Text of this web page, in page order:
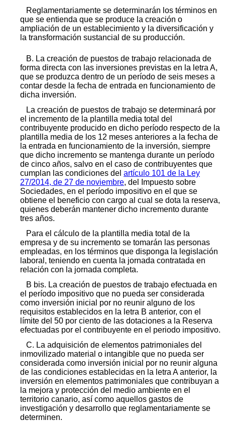
Reglamentariamente se determinarán los términos en
que se entienda que se produce la creación o
ampliación de un establecimiento y la diversificación y
la transformación sustancial de su producción.
B. La creación de puestos de trabajo relacionada de
forma directa con las inversiones previstas en la letra A,
que se produzca dentro de un período de seis meses a
contar desde la fecha de entrada en funcionamiento de
dicha inversión.
La creación de puestos de trabajo se determinará por
el incremento de la plantilla media total del
contribuyente producido en dicho período respecto de la
plantilla media de los 12 meses anteriores a la fecha de
la entrada en funcionamiento de la inversión, siempre
que dicho incremento se mantenga durante un período
de cinco años, salvo en el caso de contribuyentes que
cumplan las condiciones del artículo 101 de la Ley
27/2014, de 27 de noviembre, del Impuesto sobre
Sociedades, en el período impositivo en el que se
obtiene el beneficio con cargo al cual se dota la reserva,
quienes deberán mantener dicho incremento durante
tres años.
Para el cálculo de la plantilla media total de la
empresa y de su incremento se tomarán las personas
empleadas, en los términos que disponga la legislación
laboral, teniendo en cuenta la jornada contratada en
relación con la jornada completa.
B bis. La creación de puestos de trabajo efectuada en
el período impositivo que no pueda ser considerada
como inversión inicial por no reunir alguno de los
requisitos establecidos en la letra B anterior, con el
límite del 50 por ciento de las dotaciones a la Reserva
efectuadas por el contribuyente en el periodo impositivo.
C. La adquisición de elementos patrimoniales del
inmovilizado material o intangible que no pueda ser
considerada como inversión inicial por no reunir alguna
de las condiciones establecidas en la letra A anterior, la
inversión en elementos patrimoniales que contribuyan a
la mejora y protección del medio ambiente en el
territorio canario, así como aquellos gastos de
investigación y desarrollo que reglamentariamente se
determinen.